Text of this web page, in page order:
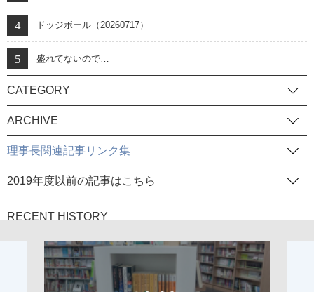
き、本校は１００周年を迎えます。今の困難な出来事も、きっと６年後
に振り返ったときは、あれが絆を深めたねと笑顔で語れる思い出になっ
ているはずです。 これは、新入生の集合写真。このように、いっしょに
写真を撮る日を楽しみにしています。 さて、生徒の皆さんに、今の校内
をご紹介。 各学年、始業式に備えて教室に並べておいた教材を、学年の
教員総出で梱包しました。13日（月）を目標に届く予定です。 運送会
社各社に連絡したところ、1300個を各教室から下ろしてこの期限で運ん
でくれるところがなかなか見つからず、以前から企業コラボ先の紹介
や、SBPの発表会などでお世話になっている、西濃運輸さんが引き受け
てくれました。感謝！ ４，５，６年生が入る新校舎の紹介です。ここは
徒が選んでくれました。 各フロアです。 教室表示です。 トイレ 生徒が
理科室 作法室（次の校舎ができるまで） ダンスルーム 屋上 ＊日本赤十
字社が、今の不安にどう対処するか、とてもわかりやすくまとめたもの
をシェアします。感染を、 １，病気 ２，恐怖 ３，差別 の三つに分け、
ドッジボール（20260717）
盛れてないので…
CATEGORY
ARCHIVE
理事長関連記事リンク集
2019年度以前の記事はこちら
RECENT HISTORY